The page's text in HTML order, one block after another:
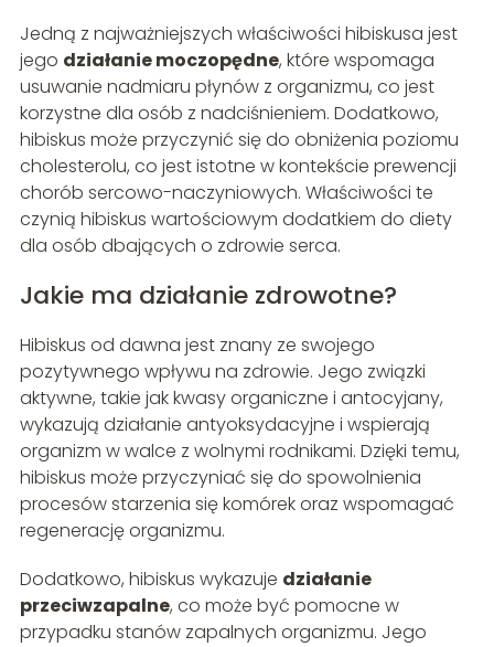
Jedną z najważniejszych właściwości hibiskusa jest
jego działanie moczopędne, które wspomaga
usuwanie nadmiaru płynów z organizmu, co jest
korzystne dla osób z nadciśnieniem. Dodatkowo,
hibiskus może przyczynić się do obniżenia poziomu
cholesterolu, co jest istotne w kontekście prewencji
chorób sercowo-naczyniowych. Właściwości te
czynią hibiskus wartościowym dodatkiem do diety
dla osób dbających o zdrowie serca.
Jakie ma działanie zdrowotne?
Hibiskus od dawna jest znany ze swojego
pozytywnego wpływu na zdrowie. Jego związki
aktywne, takie jak kwasy organiczne i antocyjany,
wykazują działanie antyoksydacyjne i wspierają
organizm w walce z wolnymi rodnikami. Dzięki temu,
hibiskus może przyczyniać się do spowolnienia
procesów starzenia się komórek oraz wspomagać
regenerację organizmu.
Dodatkowo, hibiskus wykazuje działanie
przeciwzapalne, co może być pomocne w
przypadku stanów zapalnych organizmu. Jego